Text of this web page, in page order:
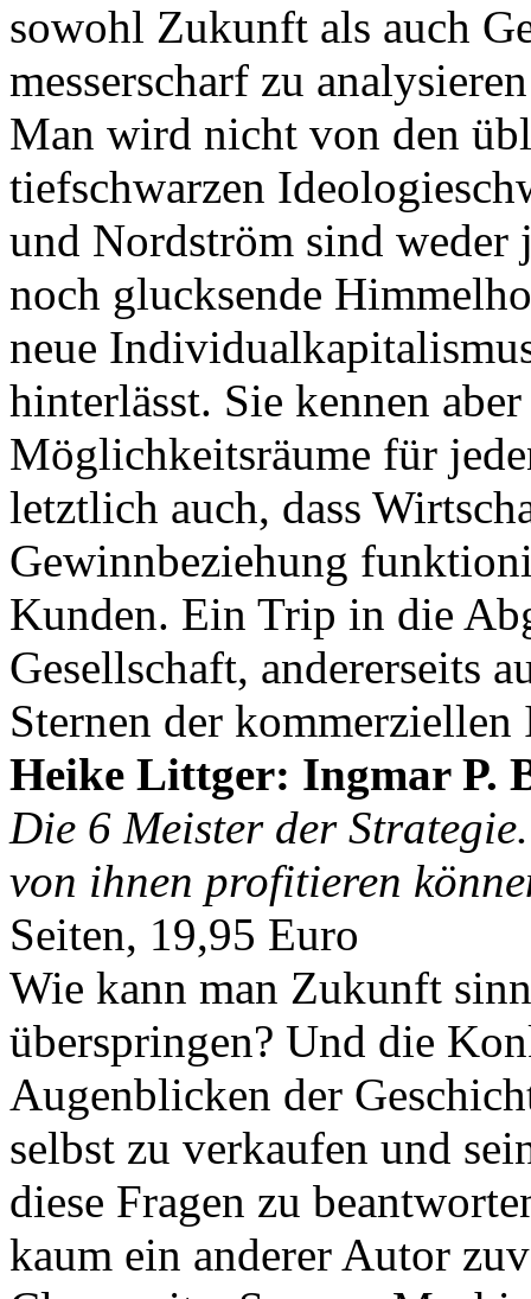
sowohl Zukunft als auch
messerscharf zu
Man wird nicht von den
tiefschwarzen
und Nordström sind weder
noch glucksende
neue
hinterlässt. Sie kennen
Möglichkeitsräume für
letztlich auch, dass
Gewinnbeziehung
Kunden. Ein Trip in die
Gesellschaft, andererseits
Sternen der
Heike Littger: Ingmar P.
Die 6 Meister der
von ihnen profitieren
Seiten, 19,95 Euro
Wie kann man Zukunft
überspringen? Und die
Augenblicken der
selbst zu verkaufen und
diese Fragen zu
kaum ein anderer Autor